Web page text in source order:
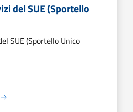
del SUE (Sportello
SUE (Sportello Unico